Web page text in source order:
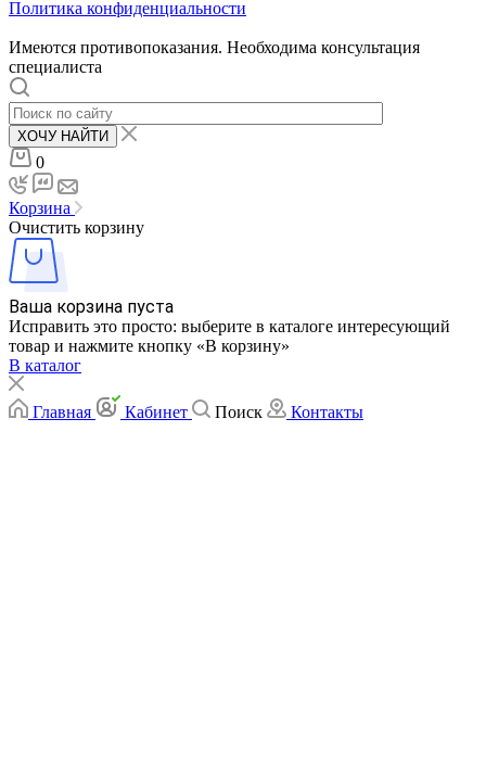
Политика конфиденциальности
Имеются противопоказания. Необходима консультация
специалиста
ХОЧУ НАЙТИ
0
Корзина
Очистить корзину
Ваша корзина пуста
Исправить это просто: выберите в каталоге интересующий
товар и нажмите кнопку «В корзину»
В каталог
Главная Кабинет Поиск Контакты